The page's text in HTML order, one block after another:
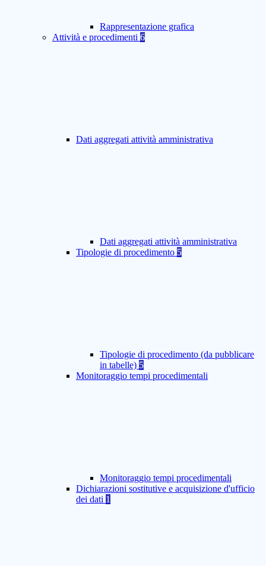
Rappresentazione grafica
Attività e procedimenti 6
Dati aggregati attività amministrativa
Dati aggregati attività amministrativa
Tipologie di procedimento 5
Tipologie di procedimento (da pubblicare
in tabelle) 5
Monitoraggio tempi procedimentali
Monitoraggio tempi procedimentali
Dichiarazioni sostitutive e acquisizione d'ufficio
dei dati 1